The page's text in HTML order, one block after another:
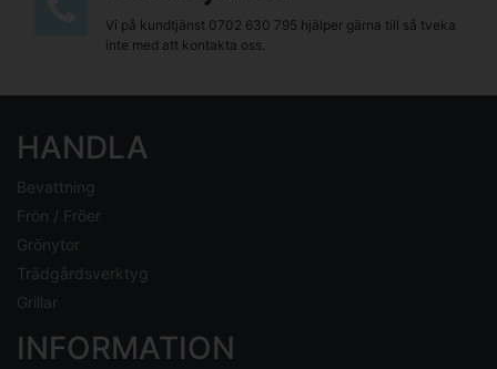
Vi på kundtjänst 0702 630 795 hjälper gärna till så tveka
inte med att kontakta oss.
HANDLA
Bevattning
Frön / Fröer
Grönytor
Trädgårdsverktyg
Grillar
INFORMATION